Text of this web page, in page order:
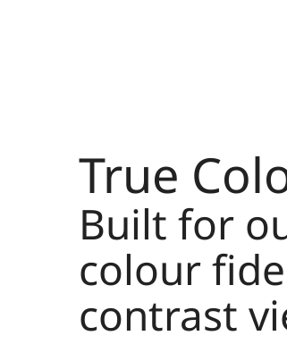
True
Built for
colour
contrast